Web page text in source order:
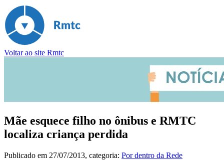
Voltar ao site Rmtc
Mãe esquece filho no ônibus e RMTC
localiza criança perdida
Publicado em 27/07/2013, categoria: Por dentro da Rede